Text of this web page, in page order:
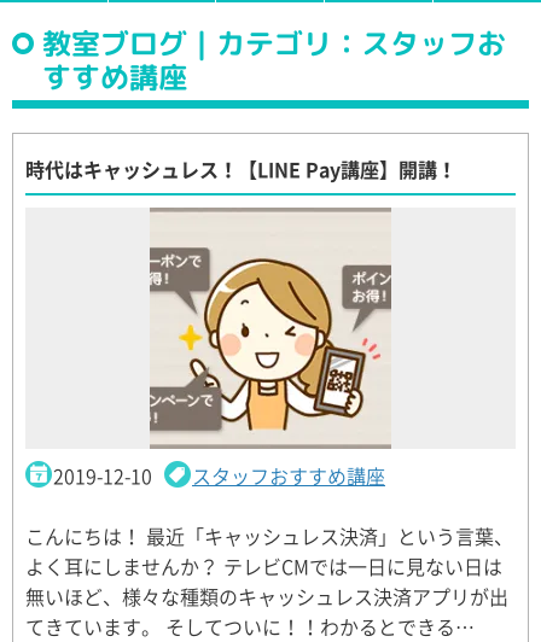
教室ブログ｜カテゴリ：スタッフお
すすめ講座
時代はキャッシュレス！【LINE Pay講座】開講！
2019-12-10 スタッフおすすめ講座
こんにちは！ 最近「キャッシュレス決済」という言葉、
よく耳にしませんか？ テレビCMでは一日に見ない日は
無いほど、様々な種類のキャッシュレス決済アプリが出
てきています。 そしてついに！！わかるとできる…